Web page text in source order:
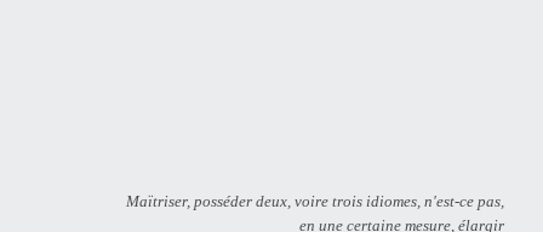
Maïtriser, posséder deux, voire trois idiomes, n'est-ce pas,
en une certaine mesure, élargir